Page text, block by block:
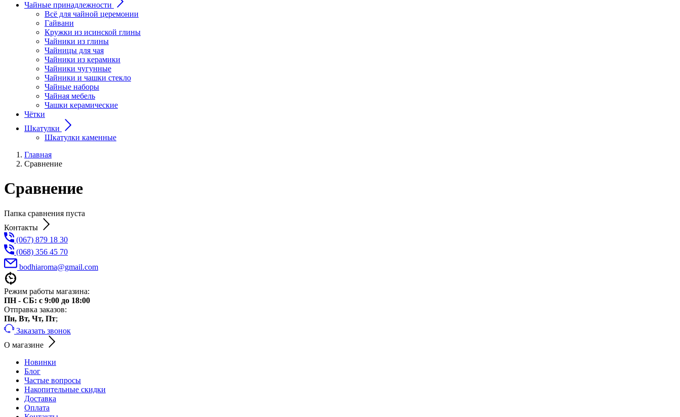
Чайные принадлежности
Всё для чайной церемонии
Гайвани
Кружки из исинской глины
Чайники из глины
Чайницы для чая
Чайники из керамики
Чайники чугунные
Чайники и чашки стекло
Чайные наборы
Чайная мебель
Чашки керамические
Чётки
Шкатулки
Шкатулки каменные
Главная
Сравнение
Сравнение
Папка сравнения пуста
Контакты
(067) 879 18 30
(068) 356 45 70
bodhiaroma@gmail.com
Режим работы магазина:
ПН - СБ: с 9:00 до 18:00
Отправка заказов:
Пн, Вт, Чт, Пт;
Заказать звонок
О магазине
Новинки
Блог
Частые вопросы
Накопительные скидки
Доставка
Оплата